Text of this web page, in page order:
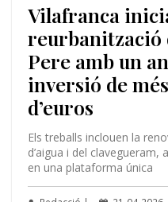
Vilafranca
reurbanització
Pere amb un
inversió de
d’euros
Els treballs inclouen la
d’aigua i del
en una plataforma única